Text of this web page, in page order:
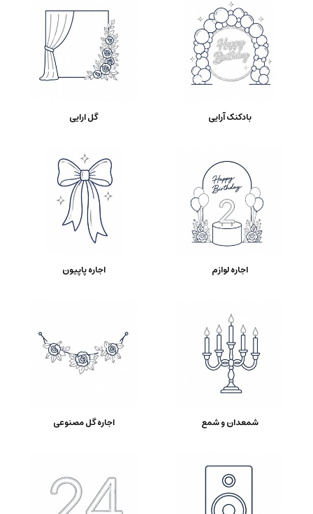
بادکنک آرایی گل ارایی
اجاره لوازم اجاره پاپیون
شمعدان و شمع اجاره گل مصنوعی